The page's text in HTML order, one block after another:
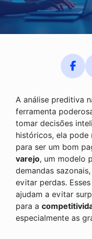
A análise preditiva
ferramenta
tomar decisões
históricos, ela
para ser um bom
varejo, um modelo
demandas
evitar perdas.
ajudam a evitar
para a
especialmente as